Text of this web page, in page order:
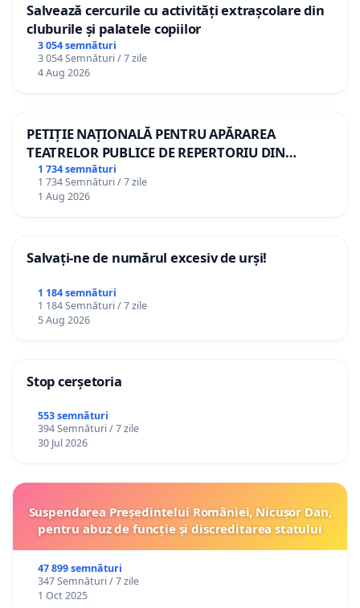
Salvează cercurile cu activități extrașcolare din
cluburile și palatele copiilor
3 054 semnături
3 054 Semnături / 7 zile
4 Aug 2026
PETIȚIE NAȚIONALĂ PENTRU APĂRAREA
TEATRELOR PUBLICE DE REPERTORIU DIN
ROMÂNIA
1 734 semnături
1 734 Semnături / 7 zile
1 Aug 2026
Salvați-ne de numărul excesiv de urși!
1 184 semnături
1 184 Semnături / 7 zile
5 Aug 2026
Stop cerșetoria
553 semnături
394 Semnături / 7 zile
30 Jul 2026
Suspendarea Președintelui României, Nicușor Dan,
pentru abuz de funcție și discreditarea statului
47 899 semnături
347 Semnături / 7 zile
1 Oct 2025